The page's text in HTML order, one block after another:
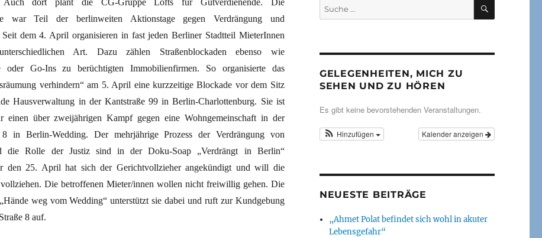
war Teil der berlinweiten Aktionstage gegen Verdrängung und
dem 4. April organisieren in fast jeden Berliner Stadtteil MieterInnen
Art. Dazu zählen Straßenblockaden ebenso wie
oder Go-Ins zu berüchtigten Immobilienfirmen. So organisierte das
verhindern“ am 5. April eine kurzzeitige Blockade vor dem Sitz
Hausverwaltung in der Kantstraße 99 in Berlin-Charlottenburg. Sie ist
einen über zweijährigen Kampf gegen eine Wohngemeinschaft in der
in Berlin-Wedding. Der mehrjährige Prozess der Verdrängung von
die Rolle der Justiz sind in der Doku-Soap „Verdrängt in Berlin“
den 25. April hat sich der Gerichtvollzieher angekündigt und will die
Die betroffenen Mieter/innen wollen nicht freiwillig gehen. Die
weg vom Wedding“ unterstützt sie dabei und ruft zur Kundgebung
8 auf.
Suche
nach:
GELEGENHEITEN, MICH ZU
SEHEN UND ZU HÖREN
Es gibt keine bevorstehenden Veranstaltungen.
Kalender anzeigen
Hinzufügen
NEUESTE BEITRÄGE
„Ahmet Polat befindet sich wohl in akuter
Lebensgefahr“